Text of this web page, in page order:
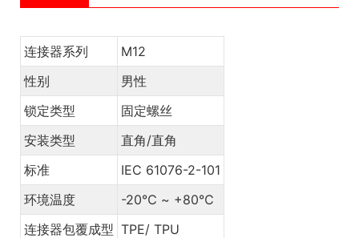
连接器系列
M12
性别
男性
锁定类型
固定螺丝
安装类型
直角/直角
标准
IEC 61076-2-101
环境温度
-20℃ ~ +80℃
连接器包覆成型 TPE/ TPU